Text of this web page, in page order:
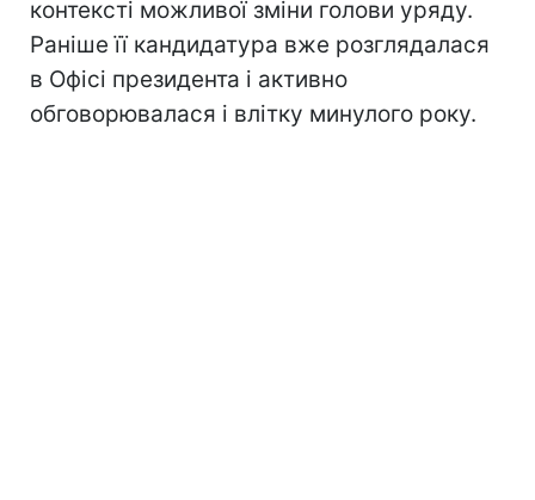
контексті можливої зміни голови уряду.
Раніше її кандидатура вже розглядалася
в Офісі президента і активно
обговорювалася і влітку минулого року.